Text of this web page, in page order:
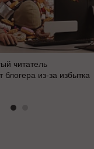
читатель
блогера из-за избытка